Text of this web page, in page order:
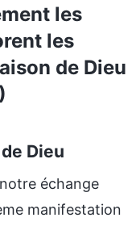
les
les
de Dieu
Dieu
échange
manifestation